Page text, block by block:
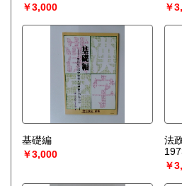
￥3,000
￥
基礎編
￥3,000
法
￥